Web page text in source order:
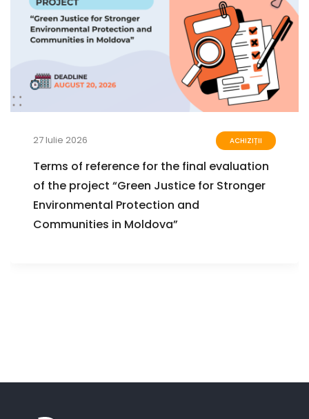
27 Iulie 2026 ACHIZIȚII
Terms of reference for the final evaluation
of the project “Green Justice for Stronger
Environmental Protection and
Communities in Moldova”